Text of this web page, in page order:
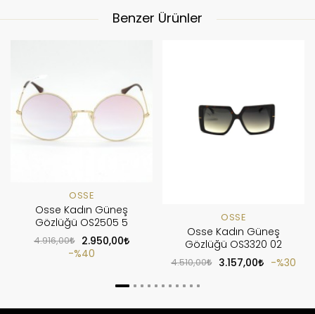
Benzer Ürünler
OSSE
Osse Kadın Güneş
Gözlüğü OS2505 5
4.916,00
2.950,00
%40
OSSE
Osse Kadın Güneş
Gözlüğü OS3320 02
4.510,00 3.157,00 %30